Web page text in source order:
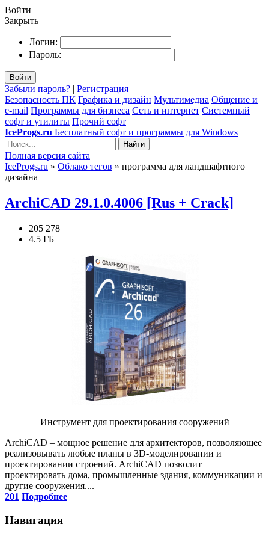
Войти
Закрыть
Логин:
Пароль:
Войти
Забыли пароль? | Регистрация
Безопасность ПК Графика и дизайн Мультимедиа Общение и
e-mail Программы для бизнеса Сеть и интернет Системный
софт и утилиты Прочий софт
IceProgs.ru Бесплатный софт и программы для Windows
Найти
Полная версия сайта
IceProgs.ru » Облако тегов » программа для ландшафтного
дизайна
ArchiCAD 29.1.0.4006 [Rus + Crack]
205 278
4.5 ГБ
Инструмент для проектирования сооружений
ArchiCAD – мощное решение для архитекторов, позволяющее
реализовывать любые планы в 3D-моделировании и
проектировании строений. ArchiCAD позволит
проектировать дома, промышленные здания, коммуникации и
другие сооружения....
201 Подробнее
Навигация